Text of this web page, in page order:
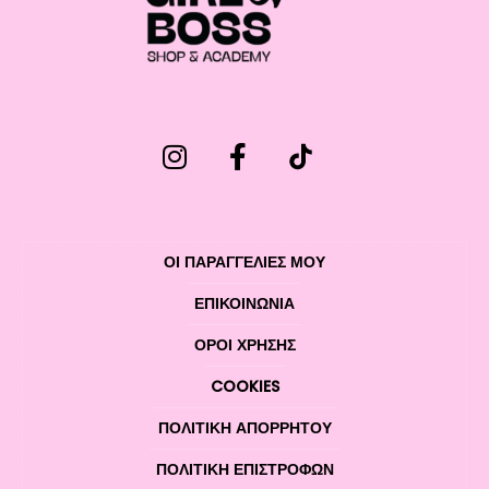
ΟΙ ΠΑΡΑΓΓΕΛΙΕΣ ΜΟΥ
ΕΠΙΚΟΙΝΩΝΊΑ
ΌΡΟΙ ΧΡΉΣΗΣ
COOKIES
ΠΟΛΙΤΙΚΉ ΑΠΟΡΡΉΤΟΥ
ΠΟΛΙΤΙΚΉ ΕΠΙΣΤΡΟΦΏΝ